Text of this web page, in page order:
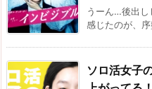
うーん…後出し
感じたのが、
ソロ活女子